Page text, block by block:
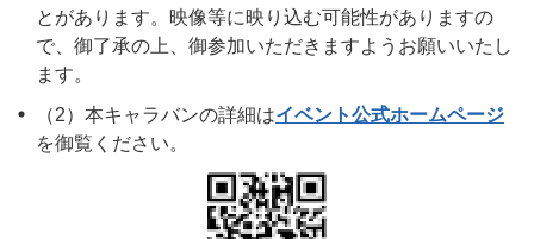
とがあります。映像等に映り込む可能性がありますの
で、御了承の上、御参加いただきますようお願いいたし
ます。
（2）本キャラバンの詳細はイベント公式ホームページ
を御覧ください。